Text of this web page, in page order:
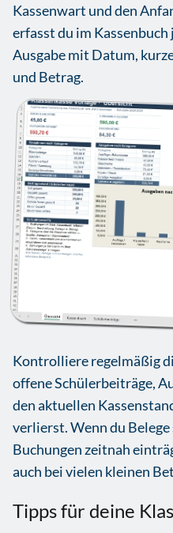
Kassenwart und den
erfasst du im Kassenbuch
Ausgabe mit Datum,
und Betrag.
Kontrolliere regelmäßig
offene Schülerbeiträge,
den aktuellen
verlierst. Wenn du
Buchungen zeitnah
auch bei vielen kleinen
Tipps für deine